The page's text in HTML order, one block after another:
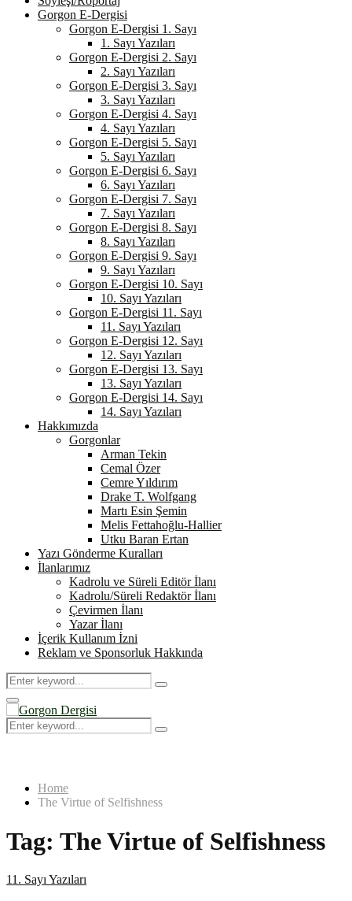
Gorgon E-Dergisi
Gorgon E-Dergisi 1. Sayı
1. Sayı Yazıları
Gorgon E-Dergisi 2. Sayı
2. Sayı Yazıları
Gorgon E-Dergisi 3. Sayı
3. Sayı Yazıları
Gorgon E-Dergisi 4. Sayı
4. Sayı Yazıları
Gorgon E-Dergisi 5. Sayı
5. Sayı Yazıları
Gorgon E-Dergisi 6. Sayı
6. Sayı Yazıları
Gorgon E-Dergisi 7. Sayı
7. Sayı Yazıları
Gorgon E-Dergisi 8. Sayı
8. Sayı Yazıları
Gorgon E-Dergisi 9. Sayı
9. Sayı Yazıları
Gorgon E-Dergisi 10. Sayı
10. Sayı Yazıları
Gorgon E-Dergisi 11. Sayı
11. Sayı Yazıları
Gorgon E-Dergisi 12. Sayı
12. Sayı Yazıları
Gorgon E-Dergisi 13. Sayı
13. Sayı Yazıları
Gorgon E-Dergisi 14. Sayı
14. Sayı Yazıları
Hakkımızda
Gorgonlar
Arman Tekin
Cemal Özer
Cemre Yıldırım
Drake T. Wolfgang
Martı Esin Şemin
Melis Fettahoğlu-Hallier
Utku Baran Ertan
Yazı Gönderme Kuralları
İlanlarımız
Kadrolu ve Süreli Editör İlanı
Kadrolu/Süreli Redaktör İlanı
Çevirmen İlanı
Yazar İlanı
İçerik Kullanım İzni
Reklam ve Sponsorluk Hakkında
Search
for:
Search
Primary
Menu
Search
for:
Search
Home
The Virtue of Selfishness
Tag: The Virtue of Selfishness
11. Sayı Yazıları